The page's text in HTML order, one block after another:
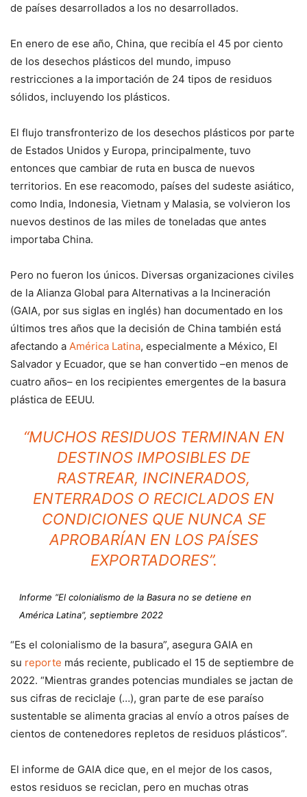
de países desarrollados a los no desarrollados.
En enero de ese año, China, que recibía el 45 por ciento
de los desechos plásticos del mundo, impuso
restricciones a la importación de 24 tipos de residuos
sólidos, incluyendo los plásticos.
El flujo transfronterizo de los desechos plásticos por parte
de Estados Unidos y Europa, principalmente, tuvo
entonces que cambiar de ruta en busca de nuevos
territorios. En ese reacomodo, países del sudeste asiático,
como India, Indonesia, Vietnam y Malasia, se volvieron los
nuevos destinos de las miles de toneladas que antes
importaba China.
Pero no fueron los únicos. Diversas organizaciones civiles
de la Alianza Global para Alternativas a la Incineración
(GAIA, por sus siglas en inglés) han documentado en los
últimos tres años que la decisión de China también está
afectando a América Latina, especialmente a México, El
Salvador y Ecuador, que se han convertido –en menos de
cuatro años– en los recipientes emergentes de la basura
plástica de EEUU.
“MUCHOS RESIDUOS TERMINAN EN
DESTINOS IMPOSIBLES DE
RASTREAR, INCINERADOS,
ENTERRADOS O RECICLADOS EN
CONDICIONES QUE NUNCA SE
APROBARÍAN EN LOS PAÍSES
EXPORTADORES”.
Informe “El colonialismo de la Basura no se detiene en
América Latina”, septiembre 2022
“Es el colonialismo de la basura”, asegura GAIA en
su reporte más reciente, publicado el 15 de septiembre de
2022. “Mientras grandes potencias mundiales se jactan de
sus cifras de reciclaje (…), gran parte de ese paraíso
sustentable se alimenta gracias al envío a otros países de
cientos de contenedores repletos de residuos plásticos”.
El informe de GAIA dice que, en el mejor de los casos,
estos residuos se reciclan, pero en muchas otras